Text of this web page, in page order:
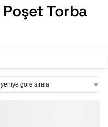
Torba